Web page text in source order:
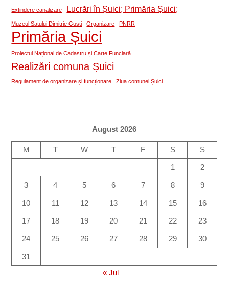
Extindere canalizare Lucrări în Șuici; Primăria Șuici;
Muzeul Satului Dimitrie Gusti Organizare PNRR
Primăria Șuici
Proiectul Național de Cadastru și Carte Funciară
Realizări comuna Șuici
Regulament de organizare și funcționare Ziua comunei Șuici
August 2026
M T W T F S
S
1
2
3 4 5 6 7 8 9
10 11 12 13 14 15 16
17 18 19 20 21 22 23
24 25 26 27 28 29 30
31
« Jul